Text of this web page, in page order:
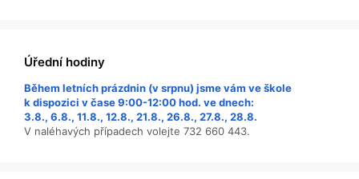
Úřední hodiny
Během letních prázdnin (v srpnu) jsme vám ve škole
k dispozici v čase 9:00-12:00 hod. ve dnech:
3.8., 6.8., 11.8., 12.8., 21.8., 26.8., 27.8., 28.8.
V naléhavých případech volejte 732 660 443.